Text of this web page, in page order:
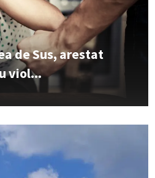
de Sus, arestat
viol...